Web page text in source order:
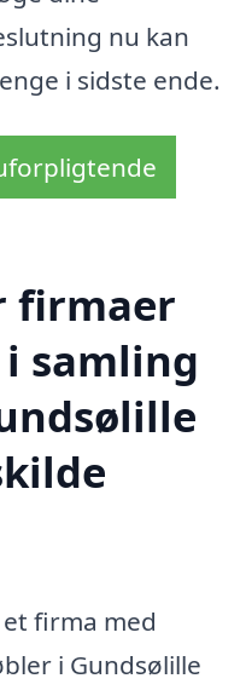
nu kan
i sidste ende.
firmaer
samling
firma med
i Gundsølille